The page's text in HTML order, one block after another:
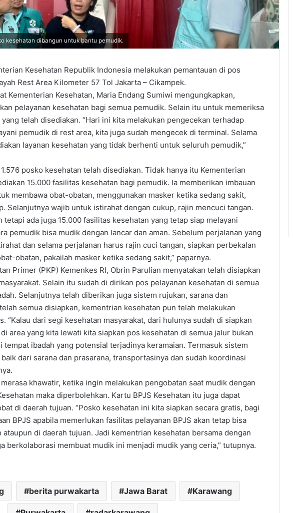
kesehatan dibangun untuk bantu pemudik.
Kesehatan Republik Indonesia melakukan pemantauan di pos
Rest Area Kilometer 57 Tol Jakarta – Cikampek.
Kementerian Kesehatan, Maria Endang Sumiwi mengungkapkan,
pelayanan kesehatan bagi semua pemudik. Selain itu untuk memeriksa
telah disediakan. “Hari ini kita melakukan pengecekan terhadap
pemudik di rest area, kita juga sudah mengecek di terminal. Selama
layanan kesehatan yang tidak berhenti untuk seluruh pemudik,”
posko kesehatan telah disediakan. Tidak hanya itu Kementerian
15.000 fasilitas kesehatan bagi pemudik. Ia memberikan imbauan
membawa obat-obatan, menggunakan masker ketika sedang sakit,
Selanjutnya wajib untuk istirahat dengan cukup, rajin mencuci tangan.
tetapi ada juga 15.000 fasilitas kesehatan yang tetap siap melayani
pemudik bisa mudik dengan lancar dan aman. Sebelum perjalanan yang
dan selama perjalanan harus rajin cuci tangan, siapkan perbekalan
obatan, pakailah masker ketika sedang sakit,” paparnya.
Primer (PKP) Kemenkes RI, Obrin Parulian menyatakan telah disiapkan
Selain itu sudah di dirikan pos pelayanan kesehatan di semua
Selanjutnya telah diberikan juga sistem rujukan, sarana dan
semua disiapkan, kementrian kesehatan pun telah melakukan
“Kalau dari segi kesehatan masyarakat, dari hulunya sudah di siapkan
area yang kita lewati kita siapkan pos kesehatan di semua jalur bukan
tempat ibadah yang potensial terjadinya keramaian. Termasuk sistem
dari sarana dan prasarana, transportasinya dan sudah koordinasi
khawatir, ketika ingin melakukan pengobatan saat mudik dengan
maka diperbolehkan. Kartu BPJS Kesehatan itu juga dapat
di daerah tujuan. “Posko kesehatan ini kita siapkan secara gratis, bagi
BPJS apabila memerlukan fasilitas pelayanan BPJS akan tetap bisa
di daerah tujuan. Jadi kementrian kesehatan bersama dengan
berkolaborasi membuat mudik ini menjadi mudik yang ceria,” tutupnya.
berita purwakarta Jawa Barat Karawang